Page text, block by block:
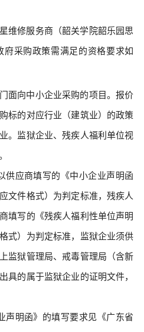
维修服务商（韶关学院韶乐园思
府采购政策需满足的资格要求如
面向中小企业采购的项目。报价
标的对应行业（建筑业）的政策
。监狱企业、残疾人福利单位视
供应商填写的《中小企业声明函
文件格式）为判定标准，残疾人
填写的《残疾人福利性单位声明
式）为判定标准，监狱企业须供
监狱管理局、戒毒管理局（含新
具的属于监狱企业的证明文件，
声明函》的填写要求见《广东省